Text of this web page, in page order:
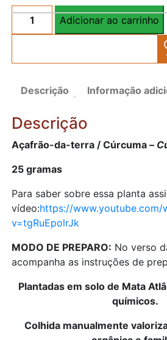
Açafrão-
Cúrcuma
Curcuma
longa
(em
quantidade
Adicionar ao carrinho
Descrição Informação
Descrição
Açafrão-da-terra / Cúrcuma –
25 gramas
Para saber sobre essa planta
vídeo:https://www.youtube.com/
v=tgRuEpolrJk
MODO DE PREPARO: No verso
acompanha as instruções de
Plantadas em solo de Mata
químicos.
Colhida manualmente